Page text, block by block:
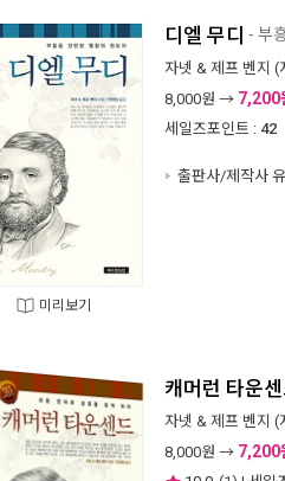
미리보기
디엘 무디 - 부
자넷 & 제프 벤지 (
8,000원 → 7,200
세일즈포인트 : 42
출판사/제작사
캐머런 타운
자넷 & 제프 벤지 (
8,000원 → 7,200